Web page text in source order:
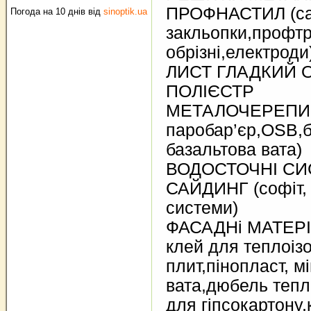
Погода на 10 днів від sinoptik.ua
ПРОФНАСТИЛ
ЛИСТ ГЛАДКИЙ
ПОЛІЄСТР
базальтова вата)
ВОДОСТОЧНІ
САЙДИНГ (софіт,
системи)
ФАСАДНі
клей для
плит,пінопласт,
вата,дюбель
для